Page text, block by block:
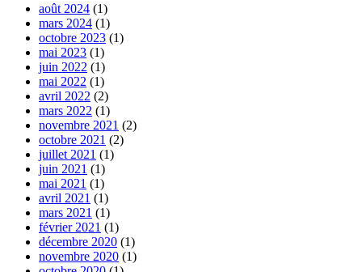
août 2024 (1)
mars 2024 (1)
octobre 2023 (1)
mai 2023 (1)
juin 2022 (1)
mai 2022 (1)
avril 2022 (2)
mars 2022 (1)
novembre 2021 (2)
octobre 2021 (2)
juillet 2021 (1)
juin 2021 (1)
mai 2021 (1)
avril 2021 (1)
mars 2021 (1)
février 2021 (1)
décembre 2020 (1)
novembre 2020 (1)